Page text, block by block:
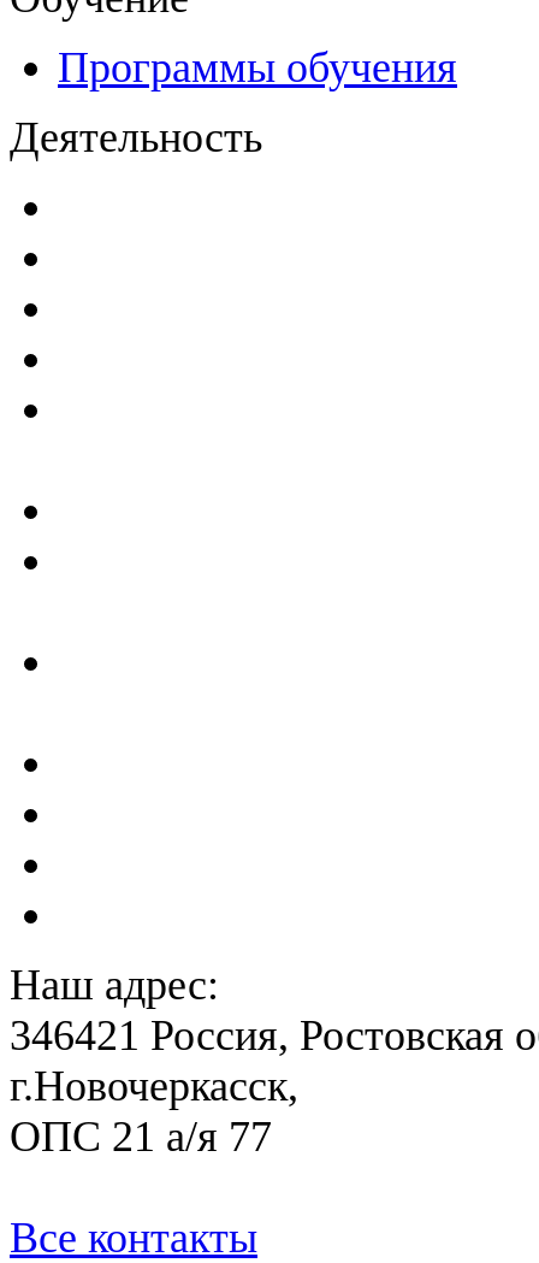
Программы обучения
Деятельность
Наш адрес:
346421 Россия, Ростовская
г.Новочеркасск,
ОПС 21 а/я 77
Все контакты